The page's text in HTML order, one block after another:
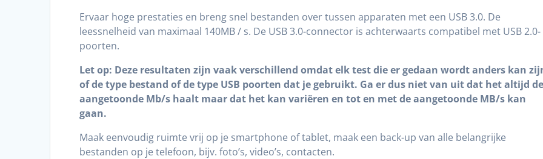
Ervaar hoge prestaties en breng snel bestanden over tussen apparaten met een USB 3.0. De
leessnelheid van maximaal 140MB / s. De USB 3.0-connector is achterwaarts compatibel met USB 2.0-
poorten.
Let op: Deze resultaten zijn vaak verschillend omdat elk test die er gedaan wordt anders kan
of de type bestand of de type USB poorten dat je gebruikt. Ga er dus niet van uit dat het altijd
aangetoonde Mb/s haalt maar dat het kan variëren en tot en met de aangetoonde MB/s kan
gaan.
Maak eenvoudig ruimte vrij op je smartphone of tablet, maak een back-up van alle belangrijke
bestanden op je telefoon, bijv. foto’s, video’s, contacten.